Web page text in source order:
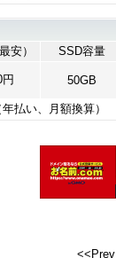
安） SSD容量
50GB
払い、月額換算）
<<Prev